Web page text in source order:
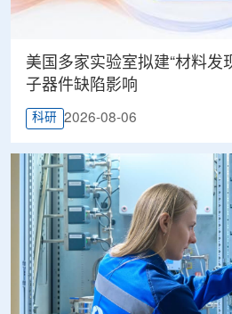
美国多家实验室拟建“材料发
子器件缺陷影响
科研 2026-08-06